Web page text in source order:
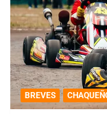
BREVES